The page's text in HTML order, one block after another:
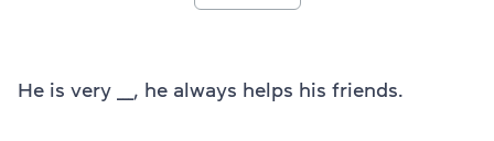
He is very ___, he always helps his friends.